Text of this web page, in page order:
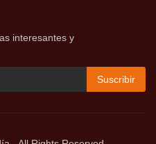
interesantes y
Suscribir